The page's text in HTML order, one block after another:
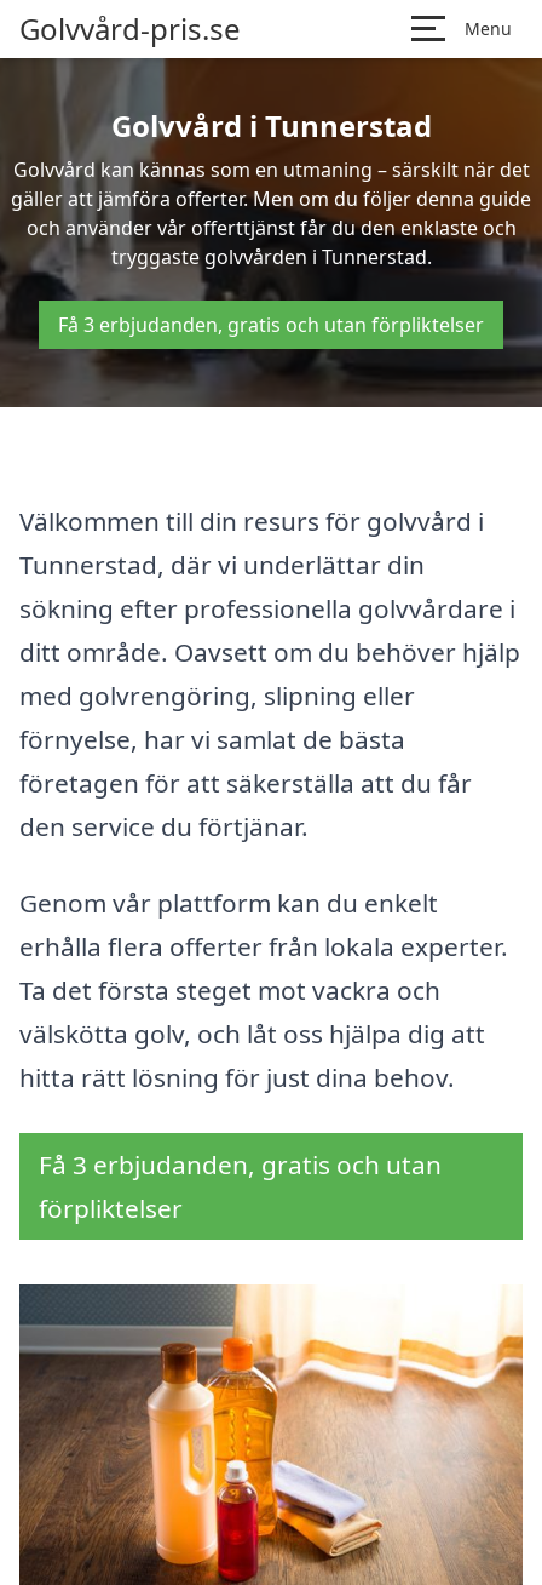
Golvvård-pris.se Menu
Golvvård i Tunnerstad
Golvvård kan kännas som en utmaning – särskilt när det
gäller att jämföra offerter. Men om du följer denna guide
och använder vår offerttjänst får du den enklaste och
tryggaste golvvården i Tunnerstad.
Få 3 erbjudanden, gratis och utan förpliktelser
Välkommen till din resurs för golvvård i
Tunnerstad, där vi underlättar din
sökning efter professionella golvvårdare i
ditt område. Oavsett om du behöver hjälp
med golvrengöring, slipning eller
förnyelse, har vi samlat de bästa
företagen för att säkerställa att du får
den service du förtjänar.
Genom vår plattform kan du enkelt
erhålla flera offerter från lokala experter.
Ta det första steget mot vackra och
välskötta golv, och låt oss hjälpa dig att
hitta rätt lösning för just dina behov.
Få 3 erbjudanden, gratis och utan
förpliktelser